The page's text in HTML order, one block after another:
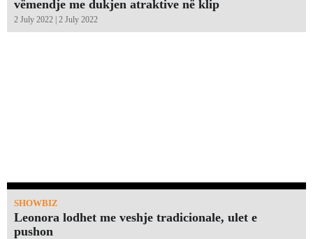
vëmendje me dukjen atraktive në klip
2 July 2022 | 2 July 2022
SHOWBIZ
Leonora lodhet me veshje tradicionale, ulet e
pushon